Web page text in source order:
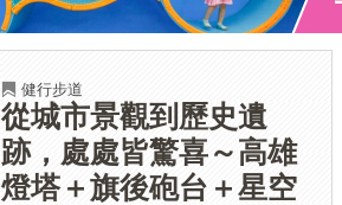
健行步道
從城市景觀到歷史遺
跡，處處皆驚喜～高雄
燈塔＋旗後砲台＋星空